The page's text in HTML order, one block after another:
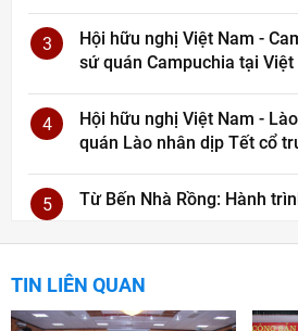
3
Hội hữu nghị Việt Nam -
sứ quán Campuchia tại Việt
4
Hội hữu nghị Việt Nam -
quán Lào nhân dịp Tết cổ
5 Từ Bến Nhà Rồng: Hành
TIN LIÊN QUAN